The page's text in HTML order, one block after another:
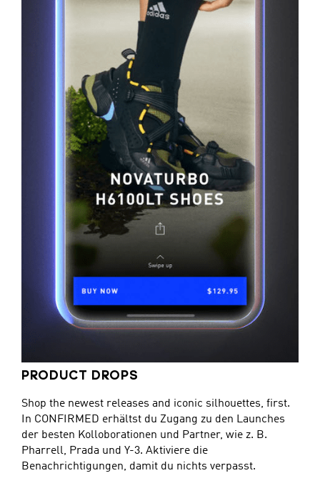
PRODUCT DROPS
Shop the newest releases and iconic silhouettes, first.
In CONFIRMED erhältst du Zugang zu den Launches
der besten Kolloborationen und Partner, wie z. B.
Pharrell, Prada und Y-3. Aktiviere die
Benachrichtigungen, damit du nichts verpasst.